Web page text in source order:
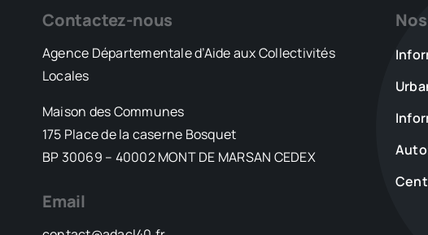
Contactez-nous
Agence Départementale d’Aide aux Collectivités
Locales
Maison des Communes
175 Place de la caserne Bosquet
BP 30069 – 40002 MONT DE MARSAN CEDEX
Email